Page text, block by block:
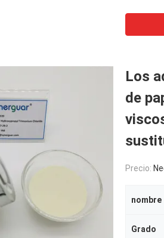
Los
de
Precio:
nombre
Grado